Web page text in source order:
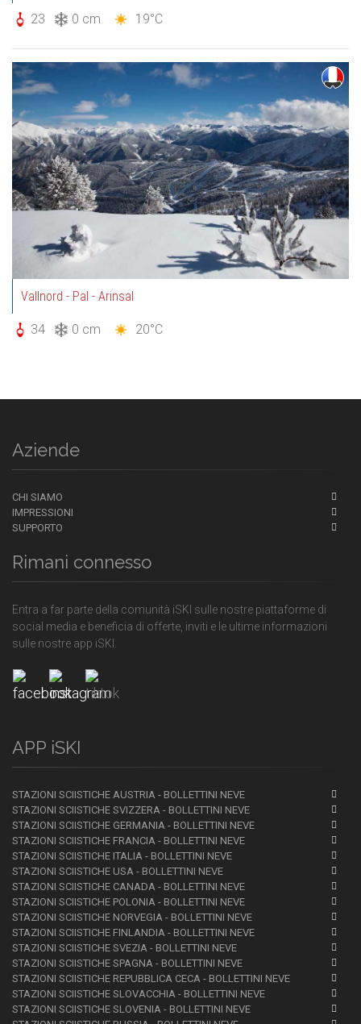
23 0 cm 19°C
Vallnord - Pal - Arinsal
34 0 cm 20°C
Aziende
CHI SIAMO
IMPRESSIONI
SUPPORTO
Rimani connesso
Entra a far parte della comunità iSKI sulle nostre piattaforme di
social media e beneficia di offerte, inviti e le ultime informazioni
sulle nostre app iSKI.
APP iSKI
STAZIONI SCIISTICHE AUSTRIA - BOLLETTINI NEVE
STAZIONI SCIISTICHE SVIZZERA - BOLLETTINI NEVE
STAZIONI SCIISTICHE GERMANIA - BOLLETTINI NEVE
STAZIONI SCIISTICHE FRANCIA - BOLLETTINI NEVE
STAZIONI SCIISTICHE ITALIA - BOLLETTINI NEVE
STAZIONI SCIISTICHE USA - BOLLETTINI NEVE
STAZIONI SCIISTICHE CANADA - BOLLETTINI NEVE
STAZIONI SCIISTICHE POLONIA - BOLLETTINI NEVE
STAZIONI SCIISTICHE NORVEGIA - BOLLETTINI NEVE
STAZIONI SCIISTICHE FINLANDIA - BOLLETTINI NEVE
STAZIONI SCIISTICHE SVEZIA - BOLLETTINI NEVE
STAZIONI SCIISTICHE SPAGNA - BOLLETTINI NEVE
STAZIONI SCIISTICHE REPUBBLICA CECA - BOLLETTINI NEVE
STAZIONI SCIISTICHE SLOVACCHIA - BOLLETTINI NEVE
STAZIONI SCIISTICHE SLOVENIA - BOLLETTINI NEVE